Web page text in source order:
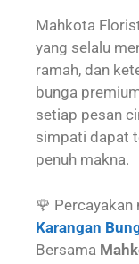
Mahkota
yang selalu
ramah, dan
bunga
setiap pesan
simpati dapat
penuh makna.
🌹
Karangan
Bersama